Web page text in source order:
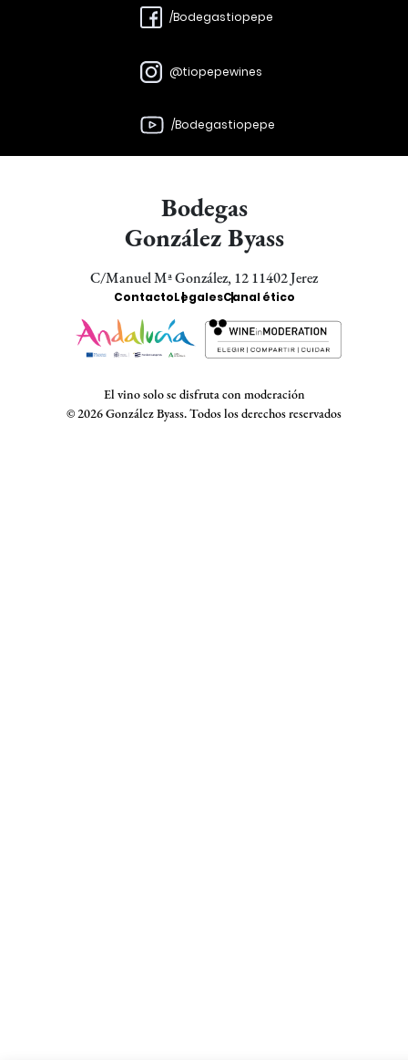
/Bodegastiopepe
@tiopepewines
/Bodegastiopepe
Bodegas
González Byass
C/Manuel Mª González, 12 11402 Jerez
Enlaces
Bodegas
ContactoLegalesCanal ético
El vino solo se disfruta con moderación
© 2026 González Byass. Todos los derechos reservados